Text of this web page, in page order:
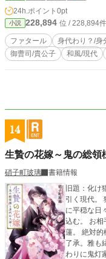
24h.ポイント 0pt
小説 228,894 位 / 228,894件
ファタール 身代わり？/身
御曹司/貴公子
和風/現代
14
生贄の花嫁～鬼の総領
硝子町玻璃
書籍情報
旧題：化け猫姉妹の
引く現代。
に平穏な日々を送ってい
込む。 お相
蓮。 絶対的
了承。雅も縁
わりに鬼灯家に